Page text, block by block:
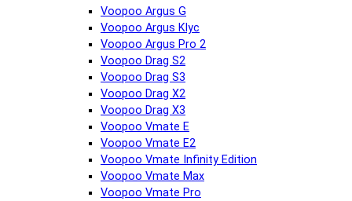
Voopoo Argus G
Voopoo Argus Klyc
Voopoo Argus Pro 2
Voopoo Drag S2
Voopoo Drag S3
Voopoo Drag X2
Voopoo Drag X3
Voopoo Vmate E
Voopoo Vmate E2
Voopoo Vmate Infinity Edition
Voopoo Vmate Max
Voopoo Vmate Pro